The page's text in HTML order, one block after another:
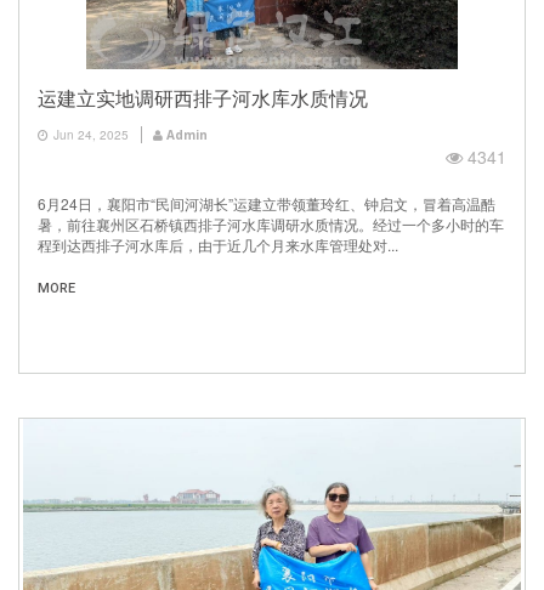
运建立实地调研西排子河水库水质情况
Jun 24, 2025 Admin
4341
6月24日，襄阳市“民间河湖长”运建立带领董玲红、钟启文，冒着高温酷
暑，前往襄州区石桥镇西排子河水库调研水质情况。经过一个多小时的车
程到达西排子河水库后，由于近几个月来水库管理处对...
MORE